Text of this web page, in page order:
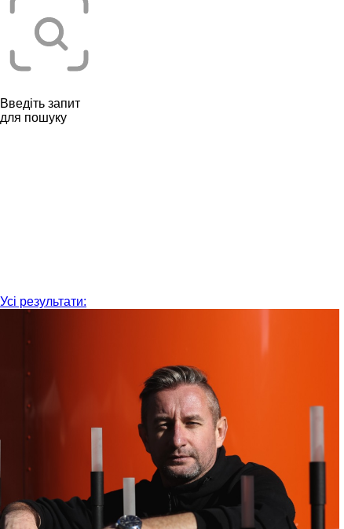
Введіть запит
для пошуку
Усі результати: